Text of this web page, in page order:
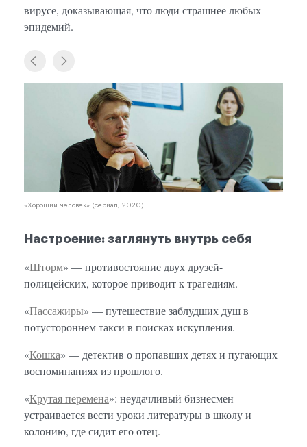
вирусе, доказывающая, что люди страшнее любых
эпидемий.
«Хороший человек» (сериал, 2020)
Настроение: заглянуть внутрь себя
«Шторм» — противостояние двух друзей-
полицейских, которое приводит к трагедиям.
«Пассажиры» — путешествие заблудших душ в
потустороннем такси в поисках искупления.
«Кошка» — детектив о пропавших детях и пугающих
воспоминаниях из прошлого.
«Крутая перемена»: неудачливый бизнесмен
устраивается вести уроки литературы в школу и
колонию, где сидит его отец.